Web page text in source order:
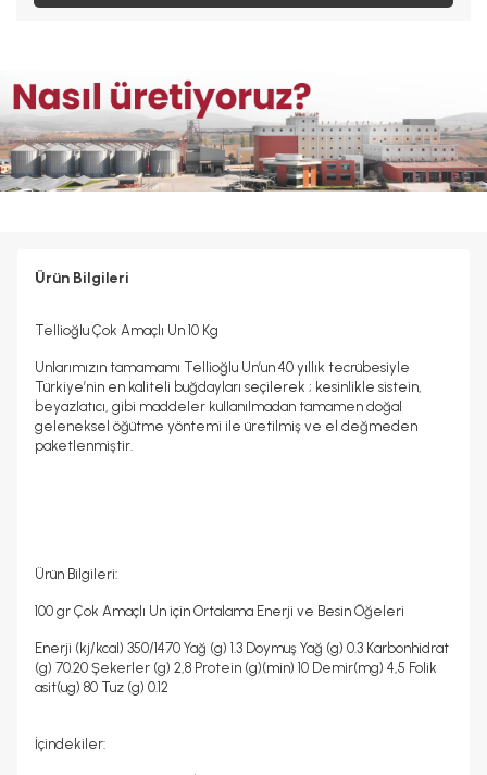
Ürün Bilgileri
Tellioğlu Çok Amaçlı Un 10 Kg
Unlarımızın tamamamı Tellioğlu Un’un 40 yıllık tecrübesiyle
Türkiye’nin en kaliteli buğdayları seçilerek ; kesinlikle sistein,
beyazlatıcı, gibi maddeler kullanılmadan tamamen doğal
geleneksel öğütme yöntemi ile üretilmiş ve el değmeden
paketlenmiştir.
Ürün Bilgileri:
100 gr Çok Amaçlı Un için Ortalama Enerji ve Besin Öğeleri
Enerji (kj/kcal) 350/1470 Yağ (g) 1.3 Doymuş Yağ (g) 0.3 Karbonhidrat
(g) 70.20 Şekerler (g) 2,8 Protein (g)(min) 10 Demir(mg) 4,5 Folik
asit(ug) 80 Tuz (g) 0.12
İçindekiler: